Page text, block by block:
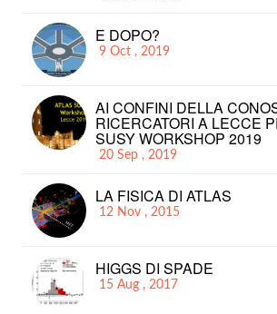
E DOPO?
9 Oct , 2019
AI CONFINI DELLA
RICERCATORI A LECCE
SUSY WORKSHOP 2019
20 Sep , 2019
LA FISICA DI ATLAS
12 Nov , 2015
HIGGS DI SPADE
15 Aug , 2017